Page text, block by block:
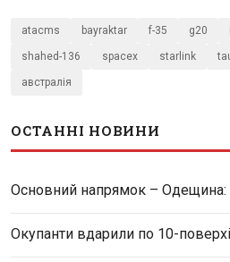
atacms bayraktar f-35 g20
shahed-136 spacex starlink
австралія
ОСТАННІ НОВИНИ
Основний напрямок – Одещина:
Окупанти вдарили по 10-